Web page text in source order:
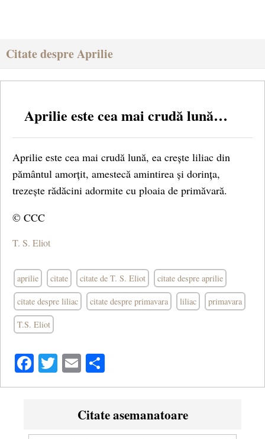
Citate despre Aprilie
Aprilie este cea mai crudă lună…
Aprilie este cea mai crudă lună, ea crește liliac din
pământul amorțit, amestecă amintirea și dorința,
trezește rădăcini adormite cu ploaia de primăvară.
© CCC
T. S. Eliot
aprilie citate citate de T. S. Eliot citate despre aprilie
citate despre liliac citate despre primavara liliac primavara
T.S. Eliot
Facebook
Twitter
Email
Citate asemanatoare